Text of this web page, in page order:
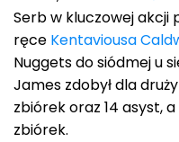
Serb w kluczowej akcji
ręce Kentaviousa
Nuggets do siódmej u
James zdobył dla
zbiórek oraz 14 asyst, a
zbiórek.